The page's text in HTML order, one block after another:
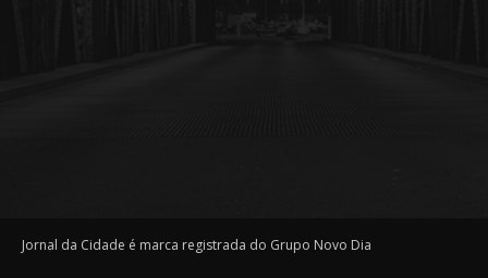
Jornal da Cidade é marca registrada do Grupo Novo Dia